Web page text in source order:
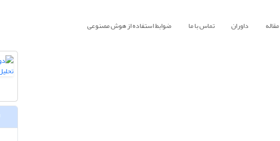
داوران تماس با ما ضوابط استفاده از هوش مصنوعی